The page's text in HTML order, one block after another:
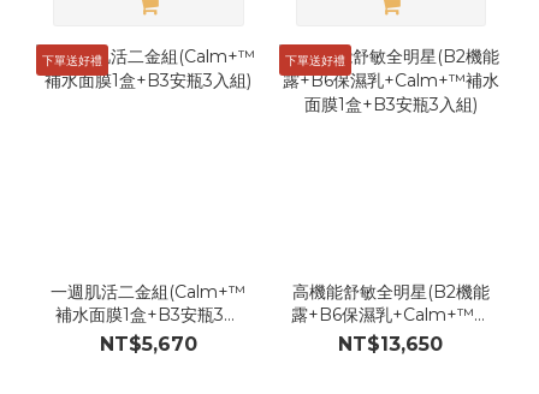
下單送好禮
一週肌活二金組(Calm+™
補水面膜1盒+B3安瓶3入
組)
NT$5,670
下單送好禮
高機能舒敏全明星(B2機能
露+B6保濕乳+Calm+™補
水面膜1盒+B3安瓶3入組)
NT$13,650